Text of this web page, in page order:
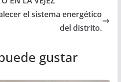
el sistema energético
del distrito.
gustar